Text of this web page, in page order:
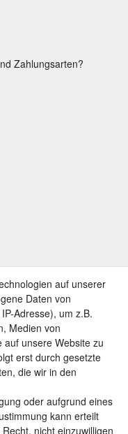
Zahlungsarten?
auf unserer
Daten von
Adresse), um z.B.
Medien von
unsere Website zu
erst durch gesetzte
die wir in den
oder aufgrund eines
kann erteilt
nicht einzuwilligen